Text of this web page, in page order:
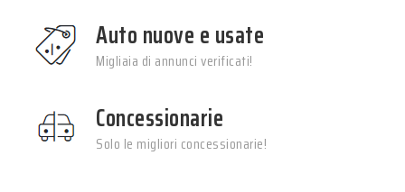
Auto nuove e usate
Migliaia di annunci verificati!
Concessionarie
Solo le migliori concessionarie!